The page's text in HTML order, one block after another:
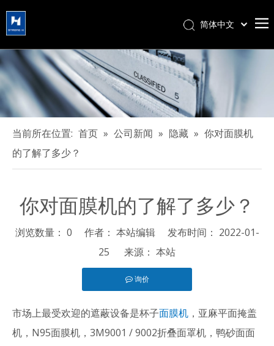
简体中文
Türk dili
Tiếng Việt
한국어
Português
Español
Français
English
当前所在位置: 首页 » 公司新闻 » 隐藏 » 你对面膜机
的了解了多少？
你对面膜机的了解了多少？
浏览数量： 0 作者： 本站编辑 发布时间： 2022-01-
25 来源： 本站
询价
市场上最受欢迎的遮蔽设备是杯子面膜机 ，亚麻平面掩盖
机，N95面膜机，3M9001 / 9002折叠面罩机，鸭砂面面